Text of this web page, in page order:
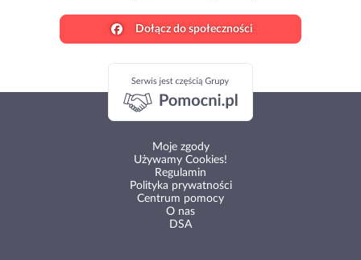
Dołącz do społeczności
Moje zgody
Używamy Cookies!
Regulamin
Polityka prywatności
Centrum pomocy
O nas
DSA